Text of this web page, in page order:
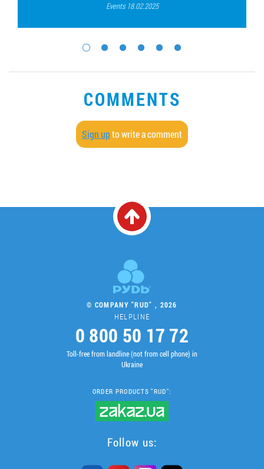
Events 18.02.2025
COMMENTS
Sign upto write a comment
© COMPANY "RUD" , 2026
HELPLINE
0 800 50 17 72
Toll-free from landline (not from cell phone) in
Ukraine
ORDER PRODUCTS "RUD":
Follow us: